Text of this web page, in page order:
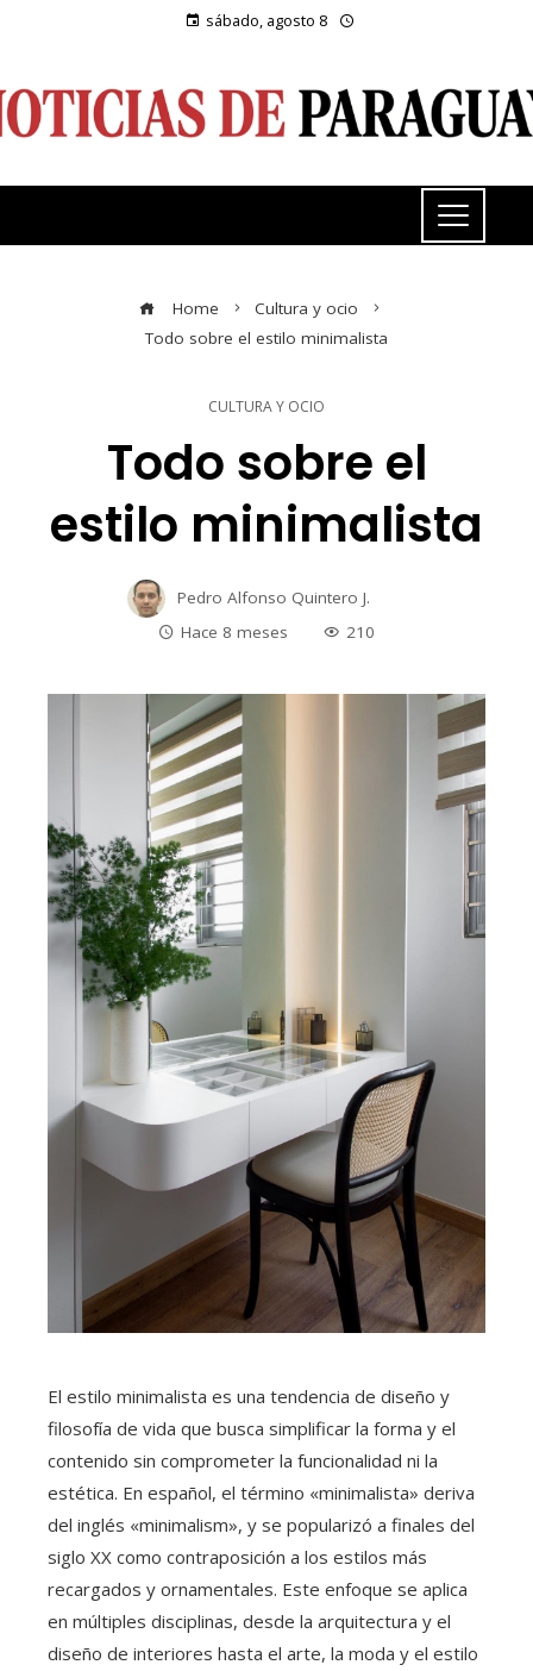
sábado, agosto 8
Home
Cultura y ocio
Todo sobre el estilo minimalista
CULTURA Y OCIO
Todo sobre el
estilo minimalista
Pedro Alfonso Quintero J.
Hace 8 meses
210
El estilo minimalista es una tendencia de diseño y
filosofía de vida que busca simplificar la forma y el
contenido sin comprometer la funcionalidad ni la
estética. En español, el término «minimalista» deriva
del inglés «minimalism», y se popularizó a finales del
siglo XX como contraposición a los estilos más
recargados y ornamentales. Este enfoque se aplica
en múltiples disciplinas, desde la arquitectura y el
diseño de interiores hasta el arte, la moda y el estilo